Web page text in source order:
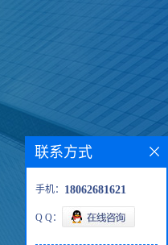
联系方式
手机： 18062681621
Q Q：